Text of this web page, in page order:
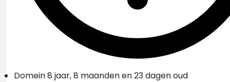
Domein 8 jaar, 8 maanden en 23 dagen oud